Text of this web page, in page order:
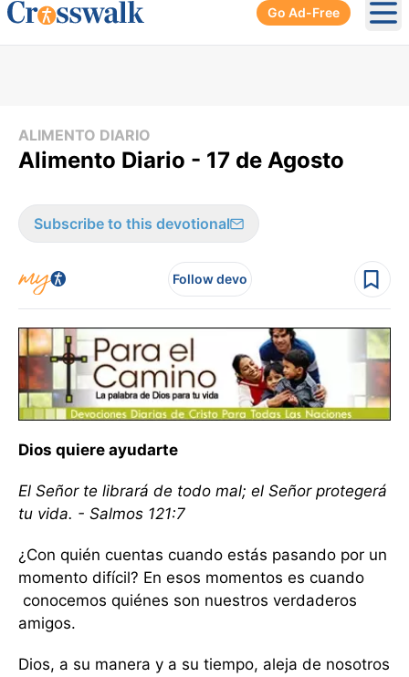
Go Ad-Free
ALIMENTO DIARIO
Alimento Diario - 17 de Agosto
Subscribe to this devotional
Follow devo
Dios quiere ayudarte
El Señor te librará de todo mal; el Señor protegerá
tu vida. - Salmos 121:7
¿Con quién cuentas cuando estás pasando por un
momento difícil? En esos momentos es cuando
conocemos quiénes son nuestros verdaderos
amigos.
Dios, a su manera y a su tiempo, aleja de nosotros